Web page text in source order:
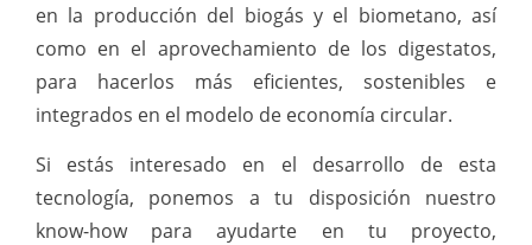
en la producción del biogás y el biometano, así
como en el aprovechamiento de los digestatos,
para hacerlos más eficientes, sostenibles e
integrados en el modelo de economía circular.
Si estás interesado en el desarrollo de esta
tecnología, ponemos a tu disposición nuestro
know-how para ayudarte en tu proyecto,